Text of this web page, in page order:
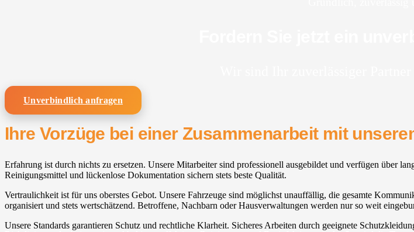
Unverbindlich anfragen
Ihre Vorzüge bei einer Zusammenarbeit mit
Erfahrung ist durch nichts zu ersetzen. Unsere Mitarbeiter sind professionell ausgebildet und verfügen über
Reinigungsmittel und lückenlose Dokumentation sichern stets beste Qualität.
Vertraulichkeit ist für uns oberstes Gebot. Unsere Fahrzeuge sind möglichst unauffällig, die gesamte
organisiert und stets wertschätzend. Betroffene, Nachbarn oder Hausverwaltungen werden nur so weit
Unsere Standards garantieren Schutz und rechtliche Klarheit. Sicheres Arbeiten durch geeignete